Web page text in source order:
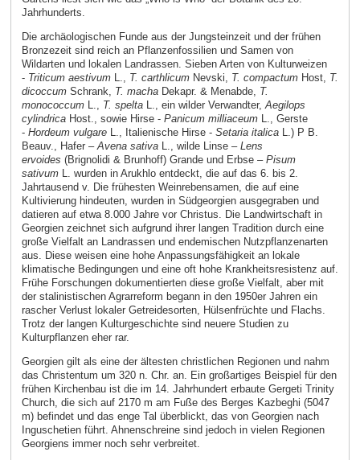
Jahrhunderts.
Die archäologischen Funde aus der Jungsteinzeit und der frühen
Bronzezeit sind reich an Pflanzenfossilien und Samen von
Wildarten und lokalen Landrassen. Sieben Arten von Kulturweizen
- Triticum aestivumL., T. carthlicumNevski, T. compactumHost, T.
dicoccumSchrank, T. machaDekapr. & Menabde, T.
monococcumL., T. speltaL., ein wilder Verwandter, Aegilops
cylindricaHost., sowie Hirse - Panicum milliaceumL., Gerste
- Hordeum vulgareL., Italienische Hirse - Setaria italicaL.) P B.
Beauv., Hafer – Avena sativaL., wilde Linse – Lens
ervoides (Brignolidi & Brunhoff) Grande und Erbse – Pisum
sativumL. wurden in Arukhlo entdeckt, die auf das 6. bis 2.
Jahrtausend v. Die frühesten Weinrebensamen, die auf eine
Kultivierung hindeuten, wurden in Südgeorgien ausgegraben und
datieren auf etwa 8.000 Jahre vor Christus. Die Landwirtschaft in
Georgien zeichnet sich aufgrund ihrer langen Tradition durch eine
große Vielfalt an Landrassen und endemischen Nutzpflanzenarten
aus. Diese weisen eine hohe Anpassungsfähigkeit an lokale
klimatische Bedingungen und eine oft hohe Krankheitsresistenz auf.
Frühe Forschungen dokumentierten diese große Vielfalt, aber mit
der stalinistischen Agrarreform begann in den 1950er Jahren ein
rascher Verlust lokaler Getreidesorten, Hülsenfrüchte und Flachs.
Trotz der langen Kulturgeschichte sind neuere Studien zu
Kulturpflanzen eher rar.
Georgien gilt als eine der ältesten christlichen Regionen und nahm
das Christentum um 320 n. Chr. an. Ein großartiges Beispiel für den
frühen Kirchenbau ist die im 14. Jahrhundert erbaute Gergeti Trinity
Church, die sich auf 2170 m am Fuße des Berges Kazbeghi (5047
m) befindet und das enge Tal überblickt, das von Georgien nach
Inguschetien führt. Ahnenschreine sind jedoch in vielen Regionen
Georgiens immer noch sehr verbreitet.